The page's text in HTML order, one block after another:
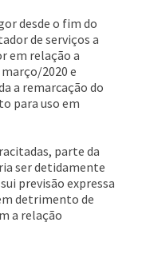
desde o fim do
de serviços a
em relação a
2020 e
a remarcação do
para uso em
parte da
ser detidamente
previsão expressa
detrimento de
a relação